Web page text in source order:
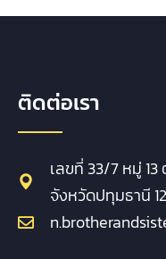
ติดต่อเรา
เลขที่ 33/7 หมู่
จังหวัดปทุมธานี